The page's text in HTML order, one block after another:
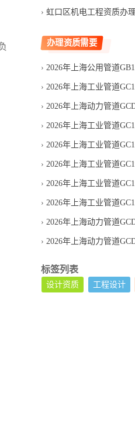
虹口区机电工程资质办
办理资质需要
2026年上海公用管道GB1审批
2026年上海工业管道GC1咨询，
2026年上海动力管道GCD申报，
2026年上海工业管道GC1办理流
2026年上海工业管道GC1安装许可
2026年上海工业管道GC1设计许
2026年上海工业管道GC1咨询
2026年上海工业管道GC1申报
2026年上海动力管道GCD办
2026年上海动力管道GCD申
标签列表
设计资质 工程设计